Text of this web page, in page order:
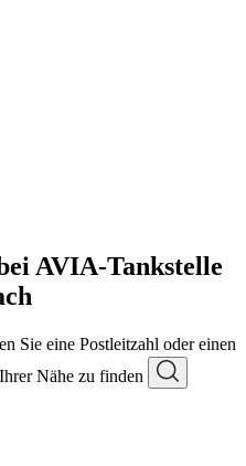
AVIA-Tankstelle
Sie eine Postleitzahl oder einen
Nähe zu finden